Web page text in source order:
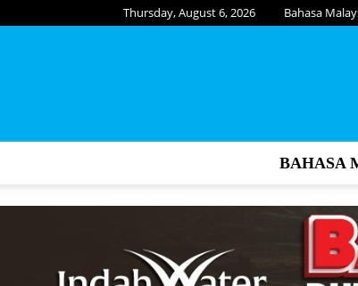
Thursday, August 6, 2026 Bahasa
BAHASA